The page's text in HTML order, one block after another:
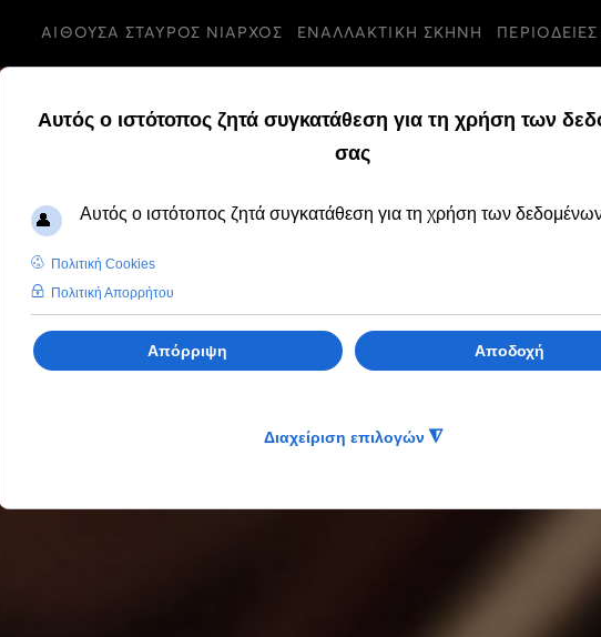
ΑΙΘΟΥΣΑ ΣΤΑΥΡΟΣ ΝΙΑΡΧΟΣ ΕΝΑΛΛΑΚΤΙΚΗ ΣΚΗΝΗ ΠΕΡΙΟΔΕΙΕΣ